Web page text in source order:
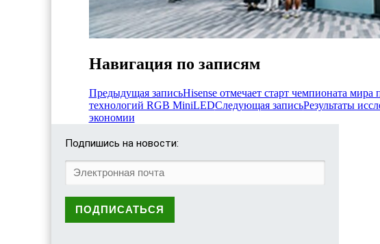
Навигация по записям
Предыдущая записьHisense отмечает старт чемпионата
технологий RGB MiniLEDСледующая записьРезультаты
экономии
Подпишись на новости: